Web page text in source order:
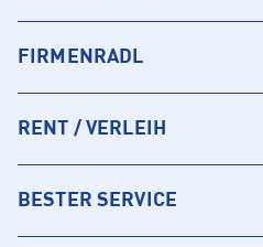
FIRMENRADL
RENT / VERLEIH
BESTER SERVICE